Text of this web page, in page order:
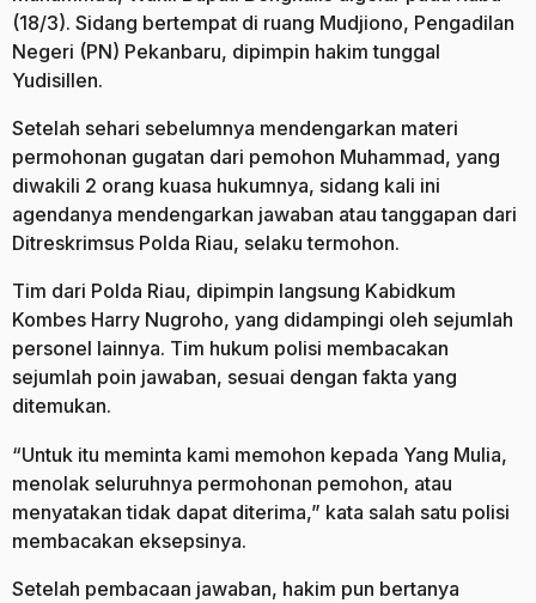
(18/3). Sidang bertempat di ruang Mudjiono, Pengadilan
Negeri (PN) Pekanbaru, dipimpin hakim tunggal
Yudisillen.
Setelah sehari sebelumnya mendengarkan materi
permohonan gugatan dari pemohon Muhammad, yang
diwakili 2 orang kuasa hukumnya, sidang kali ini
agendanya mendengarkan jawaban atau tanggapan dari
Ditreskrimsus Polda Riau, selaku termohon.
Tim dari Polda Riau, dipimpin langsung Kabidkum
Kombes Harry Nugroho, yang didampingi oleh sejumlah
personel lainnya. Tim hukum polisi membacakan
sejumlah poin jawaban, sesuai dengan fakta yang
ditemukan.
“Untuk itu meminta kami memohon kepada Yang Mulia,
menolak seluruhnya permohonan pemohon, atau
menyatakan tidak dapat diterima,” kata salah satu polisi
membacakan eksepsinya.
Setelah pembacaan jawaban, hakim pun bertanya